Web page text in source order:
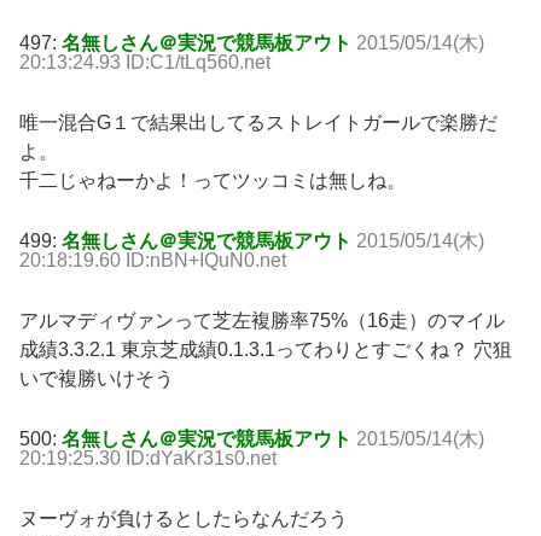
497: 名無しさん＠実況で競馬板アウト 2015/05/14(木)
20:13:24.93 ID:C1/tLq560.net
唯一混合G１で結果出してるストレイトガールで楽勝だ
よ。
千二じゃねーかよ！ってツッコミは無しね。
499: 名無しさん＠実況で競馬板アウト 2015/05/14(木)
20:18:19.60 ID:nBN+IQuN0.net
アルマディヴァンって芝左複勝率75%（16走）のマイル
成績3.3.2.1 東京芝成績0.1.3.1ってわりとすごくね？ 穴狙
いで複勝いけそう
500: 名無しさん＠実況で競馬板アウト 2015/05/14(木)
20:19:25.30 ID:dYaKr31s0.net
ヌーヴォが負けるとしたらなんだろう